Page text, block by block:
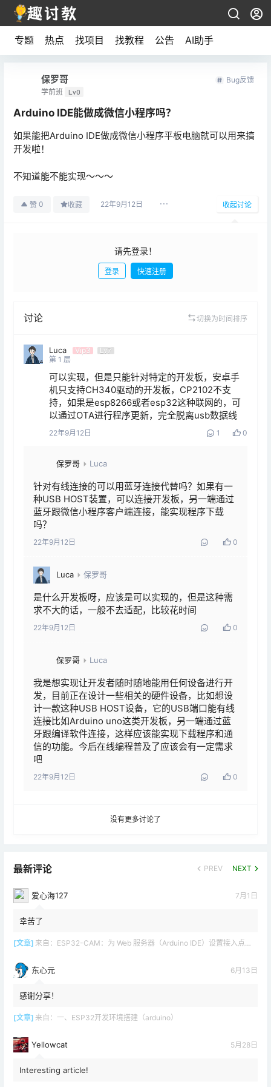
专题 热点 找项目 找教程 公告 AI助手
保罗哥
学前班 Lv0
Bug反馈
Arduino IDE能做成微信小程序吗？
如果能把Arduino IDE做成微信小程序平板电脑就可以用来搞
开发啦！
不知道能不能实现～～～
赞 0 收藏 22年9月12日 收起讨论
请先登录！
登录 快速注册
讨论 切换为时间排序
Luca Vip3
Lv7
第 1 层
可以实现，但是只能针对特定的开发板，安卓手
机只支持CH340驱动的开发板，CP2102不支
持，如果是esp8266或者esp32这种联网的，可
以通过OTA进行程序更新，完全脱离usb数据线
22年9月12日 1 0
保罗哥 Luca
针对有线连接的可以用蓝牙连接代替吗？如果有一
种USB HOST装置，可以连接开发板，另一端通过
蓝牙跟微信小程序客户端连接，能实现程序下载
吗？
22年9月12日 0
Luca 保罗哥
是什么开发板呀，应该是可以实现的，但是这种需
求不大的话，一般不去适配，比较花时间
22年9月12日 0
保罗哥 Luca
我是想实现让开发者随时随地能用任何设备进行开
发，目前正在设计一些相关的硬件设备，比如想设
计一款这种USB HOST设备，它的USB端口能有线
连接比如Arduino uno这类开发板，另一端通过蓝
牙跟编译软件连接，这样应该能实现下载程序和通
信的功能。今后在线编程普及了应该会有一定需求
吧
22年9月12日 0
没有更多讨论了
最新评论 PREV NEXT
爱心海127 7月1日
幸苦了
[文章] 来自： ESP32-CAM：为 Web 服务器（Arduino IDE）设置接入点（AP）
东心元 6月13日
感谢分享！
[文章] 来自： 一、ESP32开发环境搭建（arduino）
Yellowcat 5月28日
Interesting article!